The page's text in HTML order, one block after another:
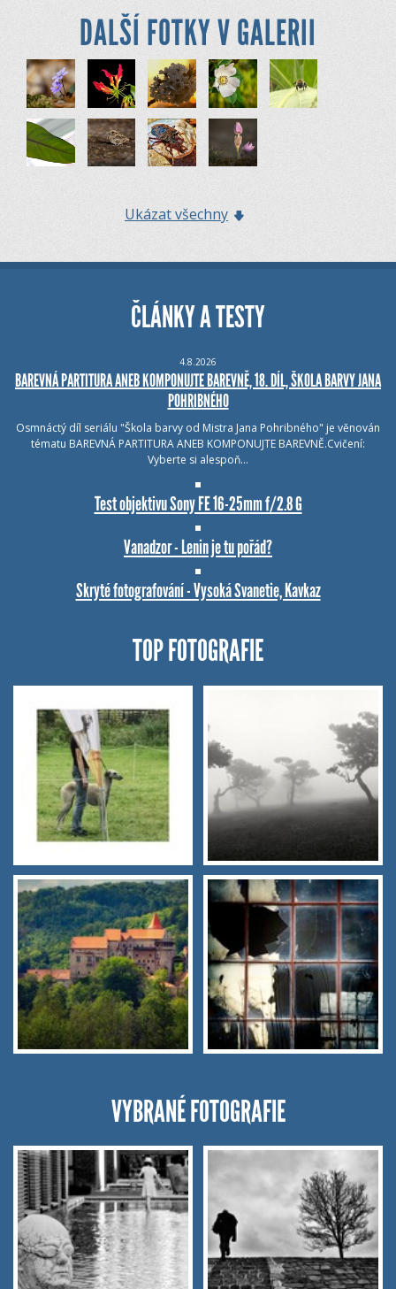
DALŠÍ FOTKY V GALERII
Ukázat všechny
ČLÁNKY A TESTY
4.8.2026
BAREVNÁ PARTITURA ANEB KOMPONUJTE BAREVNĚ, 18. DÍL, ŠKOLA BARVY JANA
POHRIBNÉHO
Osmnáctý díl seriálu "Škola barvy od Mistra Jana Pohribného" je věnován
tématu BAREVNÁ PARTITURA ANEB KOMPONUJTE BAREVNĚ.Cvičení:
Vyberte si alespoň…
Test objektivu Sony FE 16-25mm f/2.8 G
Vanadzor - Lenin je tu pořád?
Skryté fotografování - Vysoká Svanetie, Kavkaz
TOP FOTOGRAFIE
VYBRANÉ FOTOGRAFIE